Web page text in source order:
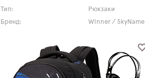
Тип:
Рюкзаки
Бренд:
Winner / SkyName